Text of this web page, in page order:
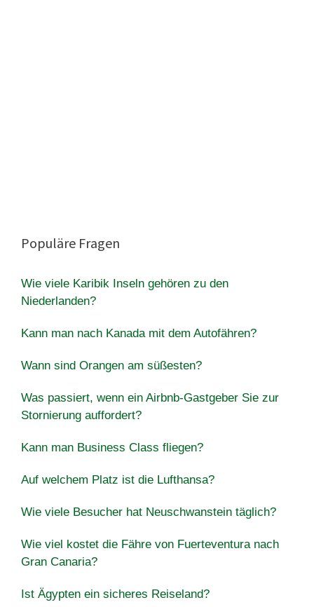
Populäre Fragen
Wie viele Karibik Inseln gehören zu den
Niederlanden?
Kann man nach Kanada mit dem Autofähren?
Wann sind Orangen am süßesten?
Was passiert, wenn ein Airbnb-Gastgeber Sie zur
Stornierung auffordert?
Kann man Business Class fliegen?
Auf welchem Platz ist die Lufthansa?
Wie viele Besucher hat Neuschwanstein täglich?
Wie viel kostet die Fähre von Fuerteventura nach
Gran Canaria?
Ist Ägypten ein sicheres Reiseland?